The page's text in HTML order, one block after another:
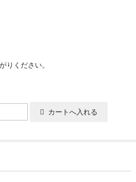
りください。